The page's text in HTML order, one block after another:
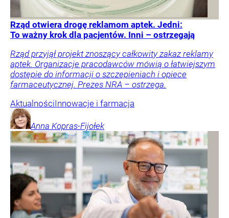
Rząd otwiera drogę reklamom aptek. Jedni:
To ważny krok dla pacjentów. Inni – ostrzegają
Rząd przyjął projekt znoszący całkowity zakaz reklamy
aptek. Organizacje pracodawców mówią o łatwiejszym
dostępie do informacji o szczepieniach i opiece
farmaceutycznej. Prezes NRA – ostrzega.
AktualnościInnowacje i farmacja
Anna Kopras-Fijołek